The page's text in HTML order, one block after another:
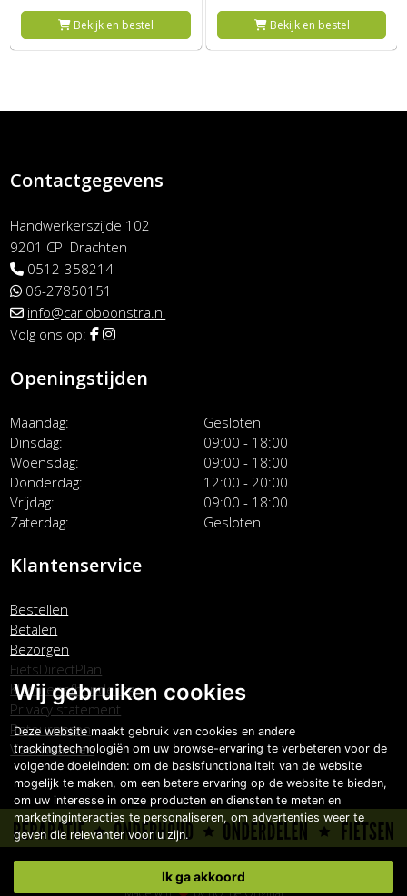
Bekijk en bestel Bekijk en bestel
Contactgegevens
Handwerkerszijde 102
9201 CP Drachten
0512-358214
06-27850151
info@carloboonstra.nl
Volg ons op:
Openingstijden
Maandag
Gesloten
Dinsdag
09:00 - 18:00
Woensdag
09:00 - 18:00
Donderdag
12:00 - 20:00
Vrijdag
09:00 - 18:00
Zaterdag
Gesloten
Klantenservice
Bestellen
Betalen
Bezorgen
FietsDirectPlan
Klachtenafhandeling
Privacy statement
Retourneren
Voorwaarden
Copyright © Carlo Boonstra de Fietsspecialist 2026
Made with
byBO. Be Original
Wij gebruiken cookies
Deze website maakt gebruik van cookies en andere
trackingtechnologiën om uw browse-ervaring te verbeteren voor de
volgende doeleinden: om de basisfunctionaliteit van de website
mogelijk te maken, om een betere ervaring op de website te bieden,
om uw interesse in onze producten en diensten te meten en
marketinginteracties te personaliseren, om advertenties weer te
geven die relevanter voor u zijn.
Ik ga akkoord